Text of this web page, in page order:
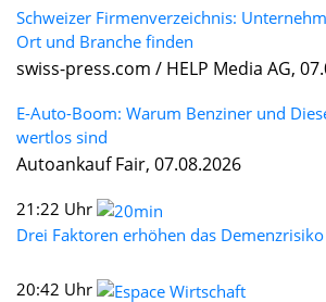
Schweizer Firmenverzeichnis:
Ort und Branche finden
swiss-press.com / HELP Media AG,
E-Auto-Boom: Warum Benziner und
wertlos sind
Autoankauf Fair, 07.08.2026
21:22 Uhr
Drei Faktoren erhöhen das
20:42 Uhr